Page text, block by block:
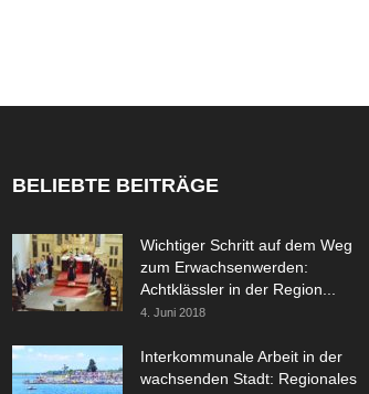
BELIEBTE BEITRÄGE
Wichtiger Schritt auf dem Weg
zum Erwachsenwerden:
Achtklässler in der Region...
4. Juni 2018
Interkommunale Arbeit in der
wachsenden Stadt: Regionales